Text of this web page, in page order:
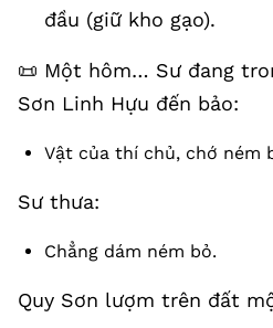
đầu (giữ kho gạo).
📜 Một hôm… Sư đang
Sơn Linh Hựu đến bảo:
Vật của thí chủ, chớ ném
Sư thưa:
Chẳng dám ném bỏ.
Quy Sơn lượm trên đất